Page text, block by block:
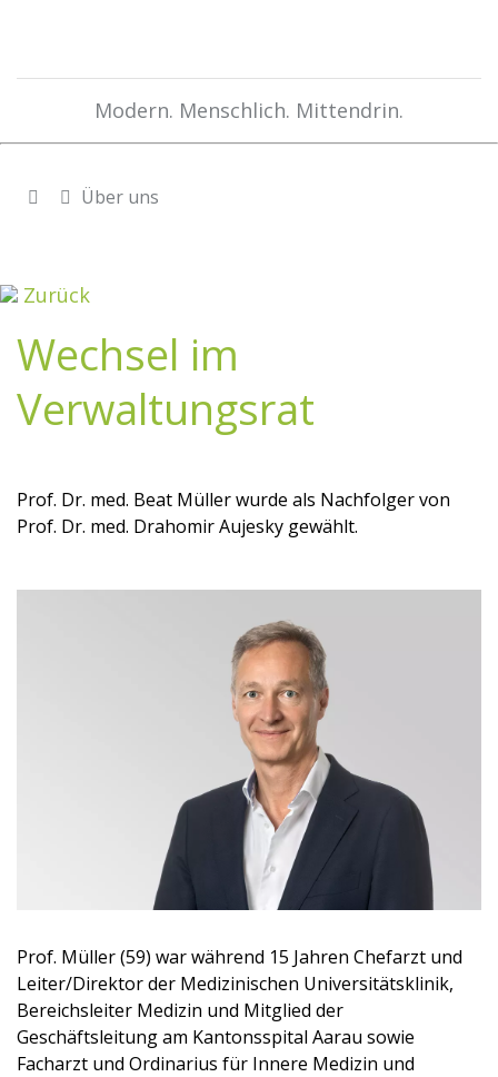
Modern. Menschlich. Mittendrin.
Über uns
Zurück
Wechsel im
Verwaltungsrat
Prof. Dr. med. Beat Müller wurde als Nachfolger von
Prof. Dr. med. Drahomir Aujesky gewählt.
Prof. Müller (59) war während 15 Jahren Chefarzt und
Leiter/Direktor der Medizinischen Universitätsklinik,
Bereichsleiter Medizin und Mitglied der
Geschäftsleitung am Kantonsspital Aarau sowie
Facharzt und Ordinarius für Innere Medizin und